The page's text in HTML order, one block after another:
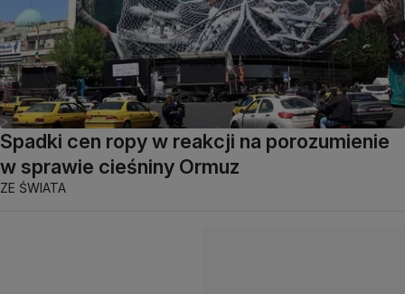
Spadki cen ropy w reakcji na porozumienie
w sprawie cieśniny Ormuz
ZE ŚWIATA